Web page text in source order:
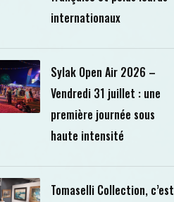
internationaux
Sylak Open Air 2026 –
Vendredi 31 juillet : une
première journée sous
haute intensité
Tomaselli Collection, c’est